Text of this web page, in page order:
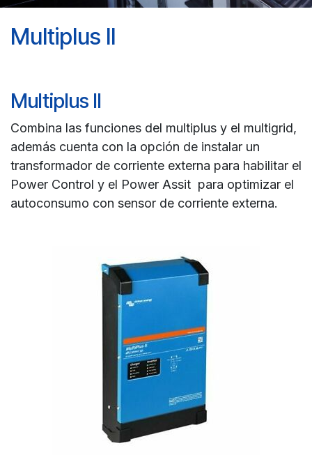
Multiplus II
Multiplus ll
Combina las funciones del multiplus y el multigrid,
además cuenta con la opción de instalar un
transformador de corriente externa para habilitar el
Power Control y el Power Assit para optimizar el
autoconsumo con sensor de corriente externa.